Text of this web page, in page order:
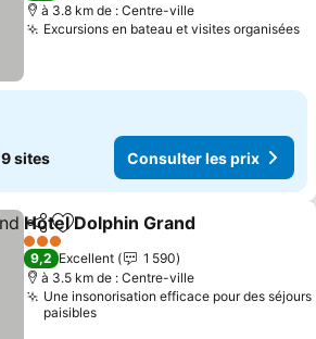
à 3.8 km de : Centre-ville
Excursions en bateau et visites organisées
9 sites Consulter les prix
PartagerAjouter à mes favoris
Hotel Dolphin Grand
3 Étoiles
9,2 Excellent
1 590
à 3.5 km de : Centre-ville
Une insonorisation efficace pour des séjours
paisibles